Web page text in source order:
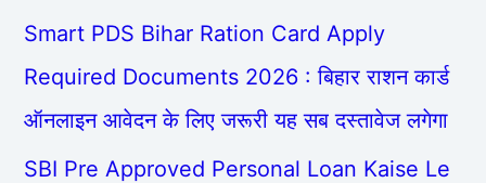
Smart PDS Bihar Ration Card Apply
Required Documents 2026 : बिहार राशन कार्ड
ऑनलाइन आवेदन के लिए जरूरी यह सब दस्तावेज लगेगा
SBI Pre Approved Personal Loan Kaise Le